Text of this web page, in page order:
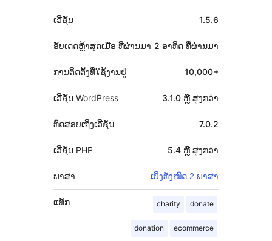
ຂໍ້ມູນ
ກຳກັບ
(Meta)
ເວີຊັນ 1.5.6
ອັບເດດຫຼ້າສຸດເມື່ອ 2 ອາທິດ ທີ່ຜ່ານມາ
ທີ່ຜ່ານມາ
ການຕິດຕັ້ງທີ່ໃຊ້ງານຢູ່ 10,000+
ເວີຊັນ WordPress 3.1.0 ຫຼື ສູງກວ່າ
ທົດສອບເຖິງເວີຊັນ 7.0.2
ເວີຊັນ PHP 5.4 ຫຼື ສູງກວ່າ
ພາສາ ເບິ່ງທັງໝົດ 2 ພາສາ
ແທັກ charity donate
donation ecommerce